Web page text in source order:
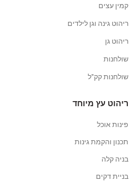
קמין עצים
ריהוט גינה וגן לילדים
ריהוט גן
שולחנות
שולחנות קק"ל
ריהוט עץ מיוחד
פינות אוכל
תכנון והקמת גינות
בניה קלה
בניית דקים